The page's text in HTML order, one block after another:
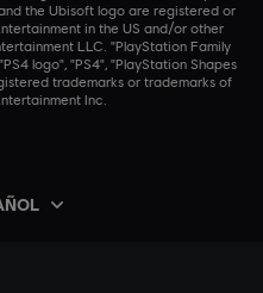
the Ubisoft logo are registered or
in the US and/or other
LLC. "PlayStation Family
logo", "PS4", "PlayStation Shapes
trademarks or trademarks of
Inc.